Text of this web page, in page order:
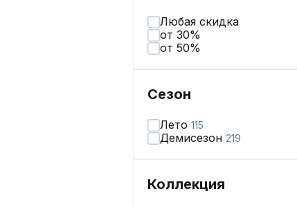
Любая скидка
от 30%
от 50%
Сезон
Лето 115
Демисезон 219
Коллекция